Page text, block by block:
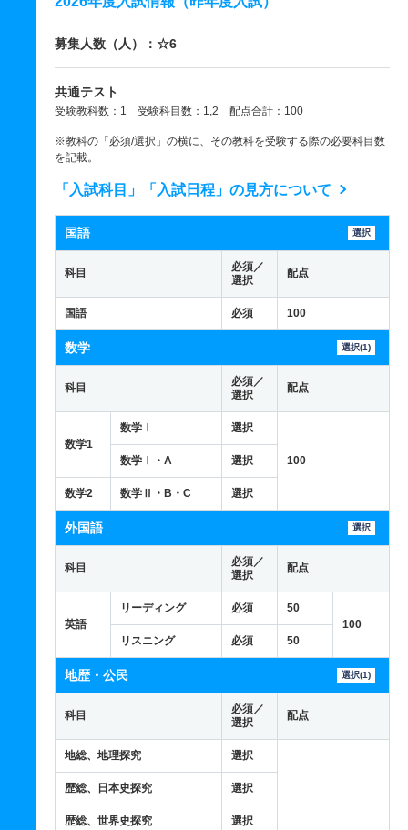
募集人数（人）：☆6
共通テスト
受験教科数：1 受験科目数：1,2 配点合計：100
※教科の「必須/選択」の横に、その教科を受験する際の必要科目数
を記載。
「入試科目」「入試日程」の見方について
国語 選択
科目
必須／
選択
配点
国語 必須 100
数学 選択(1)
科目
必須／
選択
配点
数学1
数学Ⅰ 選択
100
数学Ⅰ・A 選択
数学2 数学Ⅱ・B・C 選択
外国語 選択
科目
必須／
選択
配点
英語
リーディング 必須
50
100
リスニング
必須 50
地歴・公民 選択(1)
科目
必須／
選択
配点
地総、地理探究 選択
歴総、日本史探究 選択
歴総、世界史探究 選択